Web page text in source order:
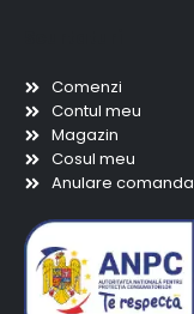
Comenzi
Contul meu
Magazin
Cosul meu
Anulare comanda